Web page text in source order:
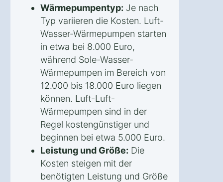
Wärmepumpentyp: Je nach
Typ variieren die Kosten. Luft-
Wasser-Wärmepumpen starten
in etwa bei 8.000 Euro,
während Sole-Wasser-
Wärmepumpen im Bereich von
12.000 bis 18.000 Euro liegen
können. Luft-Luft-
Wärmepumpen sind in der
Regel kostengünstiger und
beginnen bei etwa 5.000 Euro.
Leistung und Größe: Die
Kosten steigen mit der
benötigten Leistung und Größe